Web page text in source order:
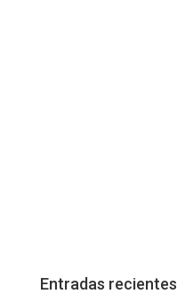
Entradas recientes